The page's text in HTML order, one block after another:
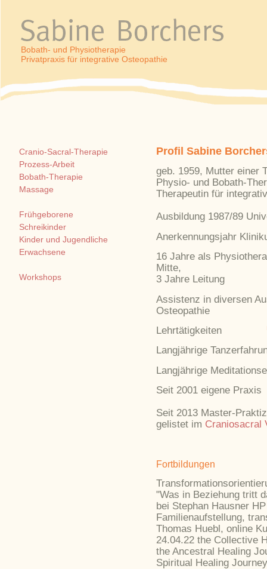
Bobath- und Physiotherapie
Privatpraxis für integrative Osteopathie
Cranio-Sacral-Therapie
Prozess-Arbeit
Bobath-Therapie
Massage
Frühgeborene
Schreikinder
Kinder und Jugendliche
Erwachsene
Workshops
Profil Sabine
geb. 1959, Mutter einer
Physio- und Bobath-
Therapeutin für
Ausbildung 1987/89
Anerkennungsjahr
16 Jahre als
Mitte,
3 Jahre Leitung
Assistenz in diversen
Osteopathie
Lehrtätigkeiten
Langjährige
Langjährige
Seit 2001 eigene Praxis
Seit 2013 Master-
gelistet im Craniosacral
Fortbildungen
"Was in Beziehung tritt
bei Stephan Hausner
Familienaufstellung,
Thomas Huebl, online
24.04.22 the Collective
the Ancestral Healing
Spiritual Healing Journey